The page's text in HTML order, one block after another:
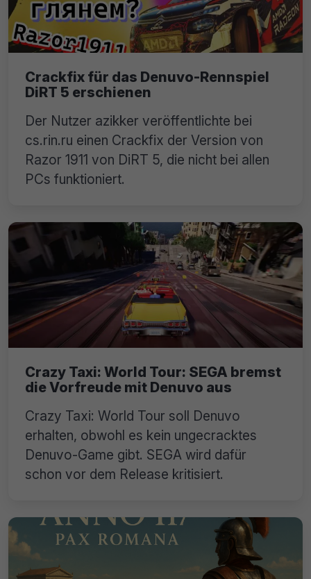
Crackfix für das Denuvo-Rennspiel
DiRT 5 erschienen
Der Nutzer azikker veröffentlichte bei
cs.rin.ru einen Crackfix der Version von
Razor 1911 von DiRT 5, die nicht bei allen
PCs funktioniert.
Crazy Taxi: World Tour: SEGA bremst
die Vorfreude mit Denuvo aus
Crazy Taxi: World Tour soll Denuvo
erhalten, obwohl es kein ungecracktes
Denuvo-Game gibt. SEGA wird dafür
schon vor dem Release kritisiert.